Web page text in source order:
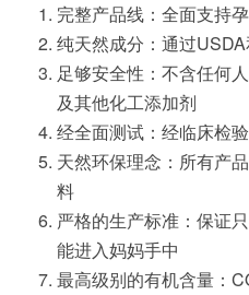
完整产品线：全面支持
纯天然成分：通过
足够安全性：不含任何
及其他化工添加剂
经全面测试：经临床检
天然环保理念：所有产
料
严格的生产标准：保证
能进入妈妈手中
最高级别的有机含量：